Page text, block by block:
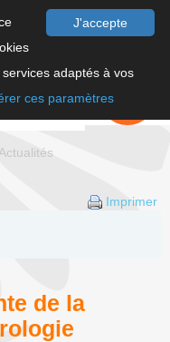
J'accepte
adaptés à vos
ces paramètres
FAIRE UN
DON
Actualités
Imprimer
de la